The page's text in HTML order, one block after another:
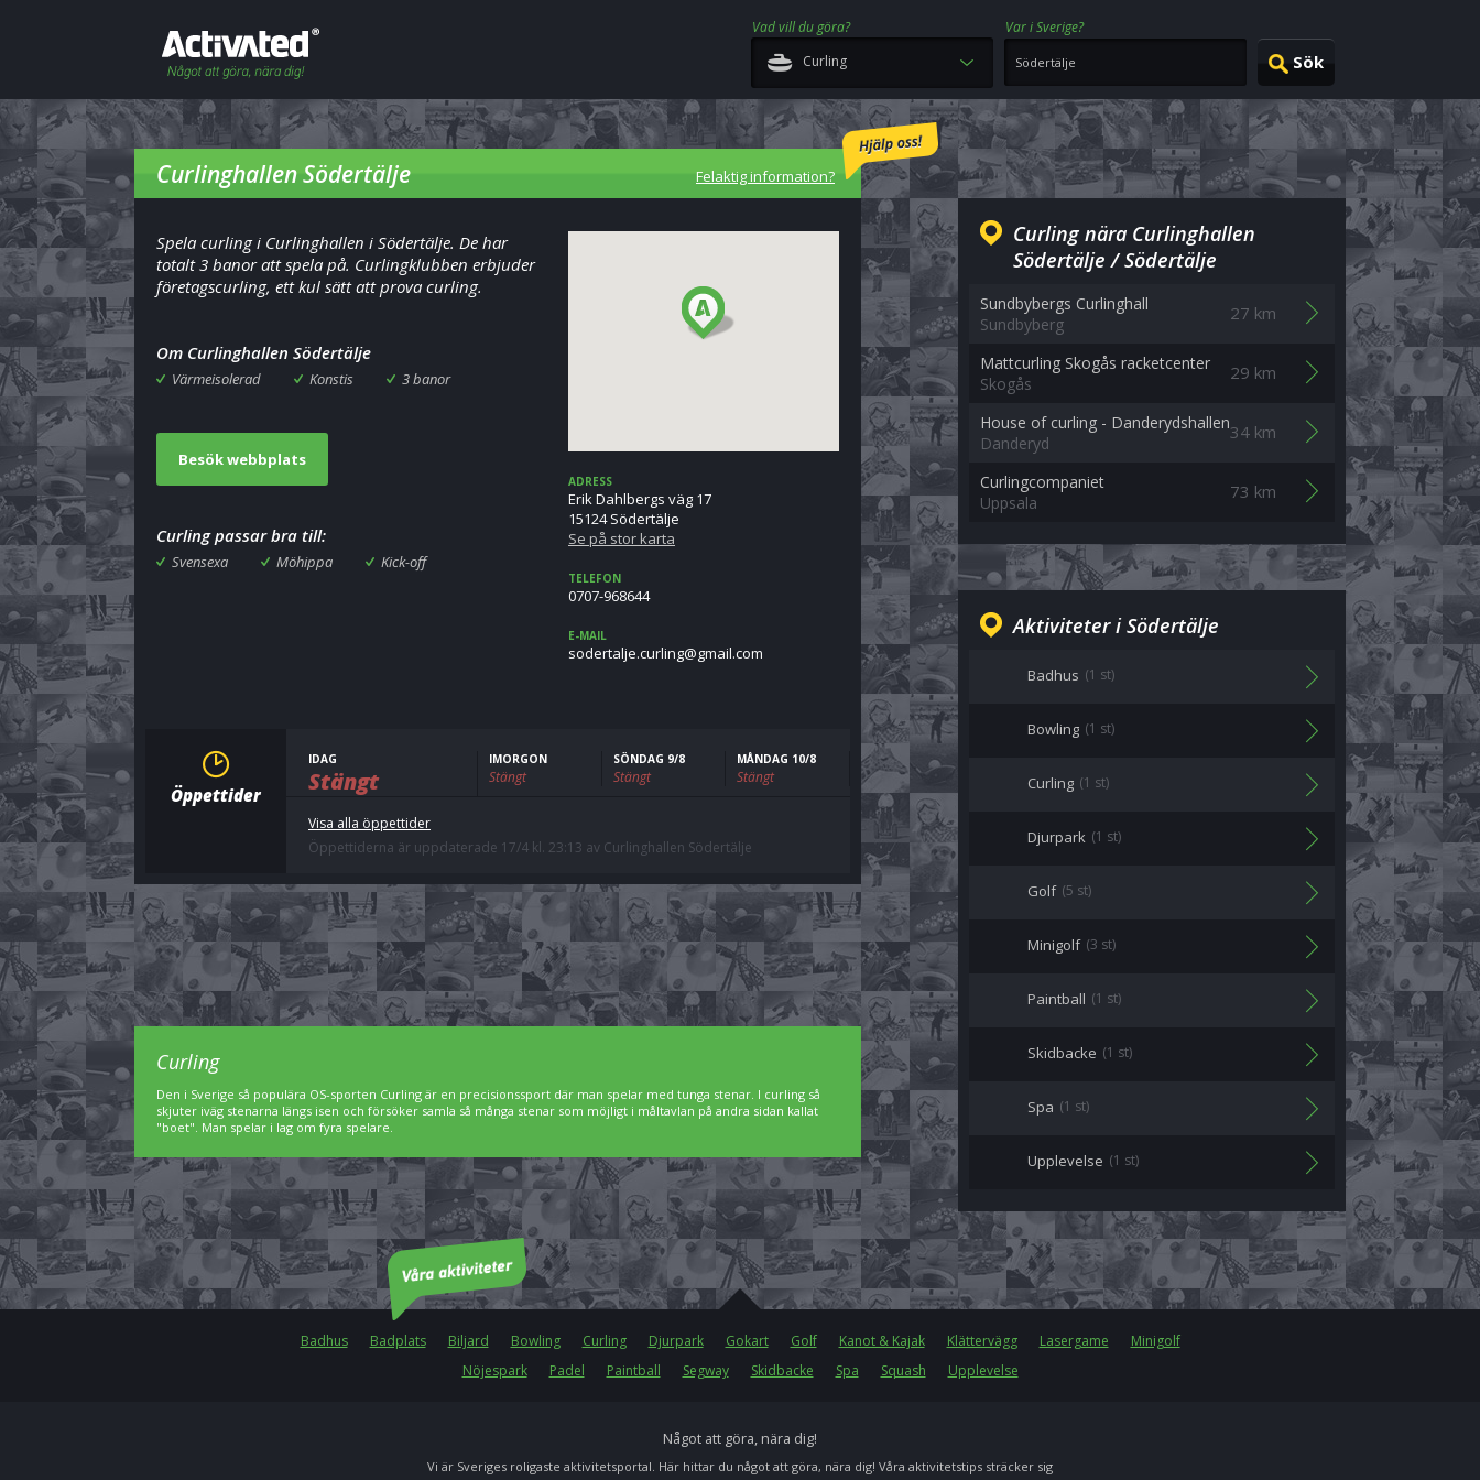
Vad vill du göra?
Var i Sverige?
Curling
Curlinghallen Södertälje Felaktig information?
Spela curling i Curlinghallen i Södertälje. De har
totalt 3 banor att spela på. Curlingklubben erbjuder
företagscurling, ett kul sätt att prova curling.
Om Curlinghallen Södertälje
Värmeisolerad Konstis 3 banor
Besök webbplats
Curling passar bra till:
Svensexa Möhippa Kick-off
ADRESS
Erik Dahlbergs väg 17
15124 Södertälje
Se på stor karta
TELEFON
0707-968644
E-MAIL
moc.liamg@gnilruc.ejlatredos
Öppettider
IDAG
Stängt
IMORGON
Stängt
SÖNDAG 9/8
Stängt
MÅNDAG 10/8
Stängt
Visa alla öppettider
Öppettiderna är uppdaterade 17/4 kl. 23:13 av Curlinghallen Södertälje
Curling nära Curlinghallen
Södertälje / Södertälje
Sundbybergs Curlinghall
Sundbyberg
27 km
Mattcurling Skogås racketcenter
Skogås
29 km
House of curling - Danderydshallen
Danderyd
34 km
Curlingcompaniet
Uppsala
73 km
Aktiviteter i Södertälje
Badhus (1 st)
Bowling (1 st)
Curling (1 st)
Djurpark (1 st)
Golf (5 st)
Minigolf (3 st)
Paintball (1 st)
Skidbacke (1 st)
Spa (1 st)
Upplevelse (1 st)
Curling
Den i Sverige så populära OS-sporten Curling är en precisionssport där man spelar med tunga stenar. I curling så
skjuter iväg stenarna längs isen och försöker samla så många stenar som möjligt i måltavlan på andra sidan kallat
"boet". Man spelar i lag om fyra spelare.
Badhus Badplats Biljard Bowling Curling Djurpark Gokart Golf Kanot & Kajak Klättervägg Lasergame
Minigolf
Nöjespark
Padel Paintball Segway Skidbacke Spa Squash Upplevelse
Något att göra, nära dig!
Vi är Sveriges roligaste aktivitetsportal. Här hittar du något att göra, nära dig! Våra aktivitetstips sträcker sig